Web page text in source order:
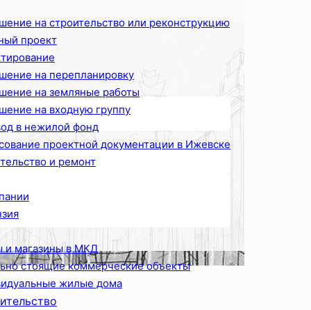
на строительство или реконструкцию
проект
на перепланировку
на земляные работы
на входную группу
в нежилой фонд
проектной документации в Ижевске
и ремонт
и магазины в МКД
стоящие коммерческие объекты
жилые дома